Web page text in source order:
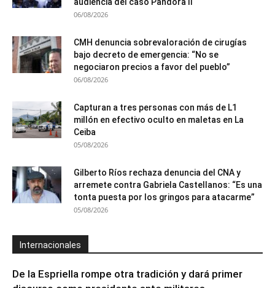
06/08/2026
CMH denuncia sobrevaloración de cirugías
bajo decreto de emergencia: “No se
negociaron precios a favor del pueblo”
06/08/2026
Capturan a tres personas con más de L1
millón en efectivo oculto en maletas en La
Ceiba
05/08/2026
Gilberto Ríos rechaza denuncia del CNA y
arremete contra Gabriela Castellanos: “Es una
tonta puesta por los gringos para atacarme”
05/08/2026
Internacionales
De la Espriella rompe otra tradición y dará primer